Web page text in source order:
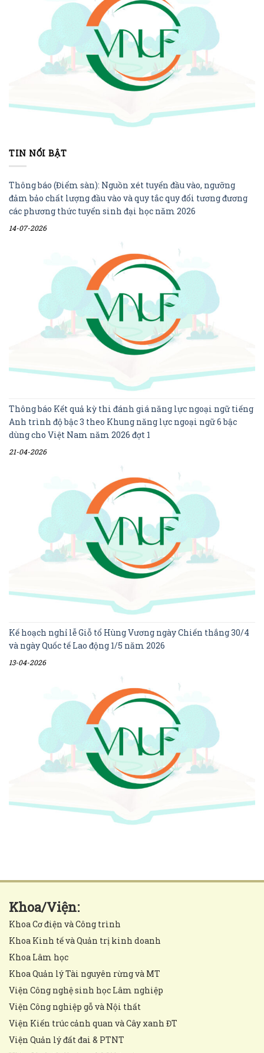
TIN NỔI BẬT
Thông báo (Điểm sàn): Nguồn xét tuyển đầu vào, ngưỡng
đảm bảo chất lượng đầu vào và quy tắc quy đổi tương đương
các phương thức tuyển sinh đại học năm 2026
14-07-2026
Thông báo Kết quả kỳ thi đánh giá năng lực ngoại ngữ tiếng
Anh trình độ bậc 3 theo Khung năng lực ngoại ngữ 6 bậc
dùng cho Việt Nam năm 2026 đợt 1
21-04-2026
Kế hoạch nghỉ lễ Giỗ tổ Hùng Vương ngày Chiến thắng 30/4
và ngày Quốc tế Lao động 1/5 năm 2026
13-04-2026
Khoa/Viện:
Khoa Cơ điện và Công trình
Khoa Kinh tế và Quản trị kinh doanh
Khoa Lâm học
Khoa Quản lý Tài nguyên rừng và MT
Viện Công nghệ sinh học Lâm nghiệp
Viện Công nghiệp gỗ và Nội thất
Viện Kiến trúc cảnh quan và Cây xanh ĐT
Viện Quản lý đất đai & PTNT